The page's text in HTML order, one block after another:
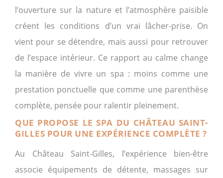
l’ouverture sur la nature et l’atmosphère paisible
créent les conditions d’un vrai lâcher-prise. On
vient pour se détendre, mais aussi pour retrouver
de l’espace intérieur. Ce rapport au calme change
la manière de vivre un spa : moins comme une
prestation ponctuelle que comme une parenthèse
complète, pensée pour ralentir pleinement.
QUE PROPOSE LE SPA DU CHÂTEAU SAINT-
GILLES POUR UNE EXPÉRIENCE COMPLÈTE ?
Au Château Saint-Gilles, l’expérience bien-être
associe équipements de détente, massages sur